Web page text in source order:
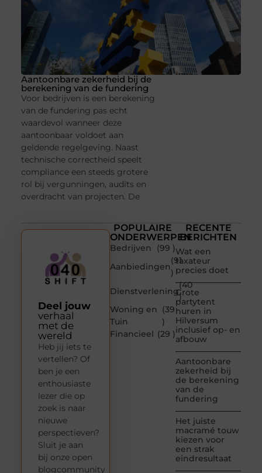
Aantoonbare zekerheid bij de
berekening van de fundering
Voor bedrijven is een berekening
van de fundering pas echt
waardevol wanneer deze
aantoonbaar voldoet aan
geldende regelgeving. Naast
technische correctheid speelt
compliance een steeds grotere
rol bij vergunningen, audits en
overdracht van projecten. De
POPULAIRE
ONDERWERPEN
Bedrijven
(99 )
Aanbiedingen
(91
)
Dienstverlening
(40
)
Woning en
Tuin
(39
)
Financieel (29 )
RECENTE
BERICHTEN
Wat een
taxateur
precies doet
Grote
partytent
huren in
Hilversum
inclusief op- en
afbouw
Aantoonbare
zekerheid bij
de berekening
van de
fundering
Het juiste
macramé touw
kiezen voor
een strak
eindresultaat
Deel jouw
verhaal
met de
wereld
Heb jij iets te
vertellen? Of
ben je een
enthousiaste
lezer die op
zoek is naar
nieuwe
perspectieven?
Sluit je aan
bij onze open
blogcommunity